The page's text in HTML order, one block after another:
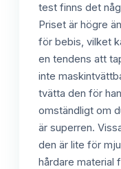
test finns det
Priset är högre
för bebis, vilket
en tendens att
inte
tvätta den för
omständligt om
är superren.
den är lite för
hårdare material